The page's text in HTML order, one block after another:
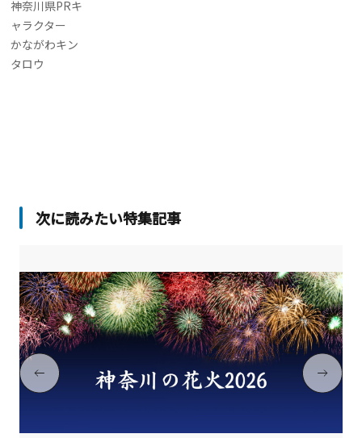
神奈川県PRキ
ャラクター
かながわキン
タロウ
次に読みたい特集記事